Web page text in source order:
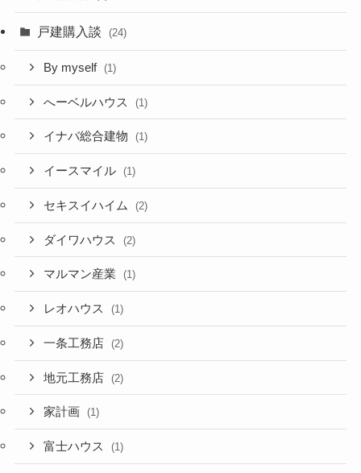
戸建購入談 (24)
By myself (1)
へーベルハウス (1)
イナバ総合建物 (1)
イースマイル (1)
セキスイハイム (2)
ダイワハウス (2)
マルマン産業 (1)
レオハウス (1)
一条工務店 (2)
地元工務店 (2)
家計画 (1)
富士ハウス (1)